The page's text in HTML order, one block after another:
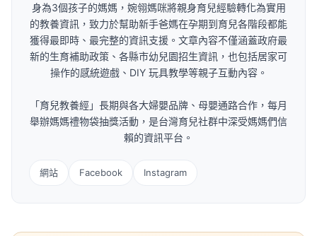
身為3個孩子的媽媽，婉翎媽咪將親身育兒經驗轉化為實用
的教養資訊，致力於幫助新手爸媽在孕期到育兒各階段都能
獲得最即時、最完整的資訊支援。文章內容不僅涵蓋政府最
新的生育補助政策、各縣市幼兒園招生資訊，也包括居家可
操作的感統遊戲、DIY 玩具教學等親子互動內容。
「育兒教養經」長期與各大婦嬰品牌、母嬰通路合作，每月
舉辦媽媽禮物袋抽獎活動，是台灣育兒社群中深受媽媽們信
賴的資訊平台。
網站 Facebook Instagram